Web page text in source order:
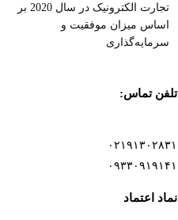
تجارت الکترونیک در سال 2020 بر
اساس میزان موفقیت و
سرمایه‌گذاری
تلفن تماس:
۰۲۱۹۱۳۰۲۸۳۱
۰۹۳۳۰۹۱۹۱۴۱
نماد اعتماد